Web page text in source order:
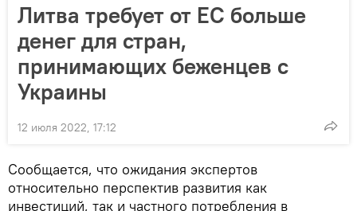
Литва требует от ЕС больше
денег для стран,
принимающих беженцев с
Украины
12 июля 2022, 17:12
Сообщается, что ожидания экспертов
относительно перспектив развития как
инвестиций, так и частного потребления в